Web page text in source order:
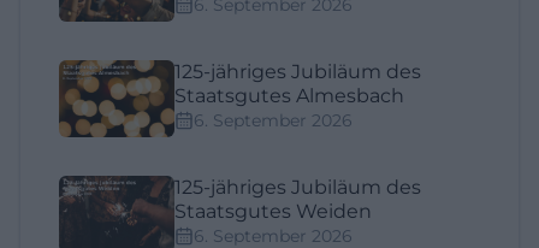
6. September 2026
125-jähriges Jubiläum des
Staatsgutes Almesbach
6. September 2026
125-jähriges Jubiläum des
Staatsgutes Weiden
6. September 2026